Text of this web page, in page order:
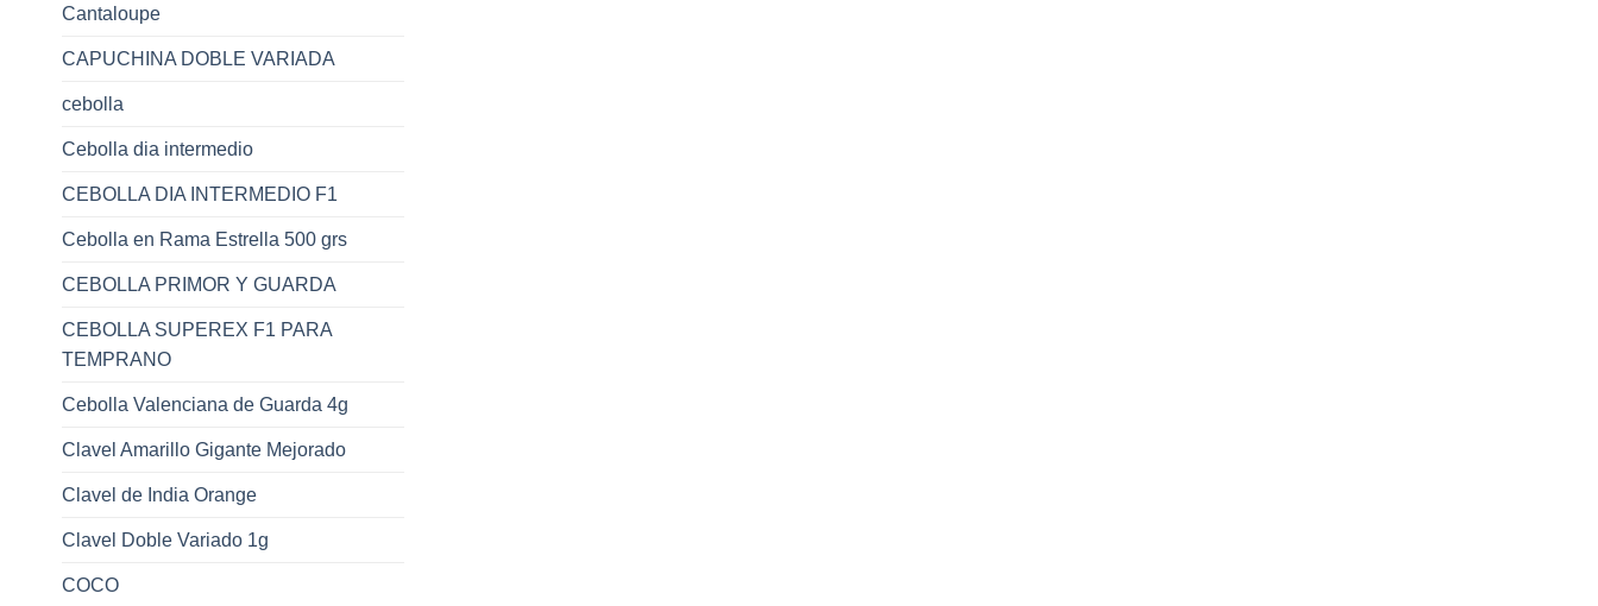
Cantaloupe
CAPUCHINA DOBLE VARIADA
cebolla
Cebolla dia intermedio
CEBOLLA DIA INTERMEDIO F1
Cebolla en Rama Estrella 500 grs
CEBOLLA PRIMOR Y GUARDA
CEBOLLA SUPEREX F1 PARA
TEMPRANO
Cebolla Valenciana de Guarda 4g
Clavel Amarillo Gigante Mejorado
Clavel de India Orange
Clavel Doble Variado 1g
COCO